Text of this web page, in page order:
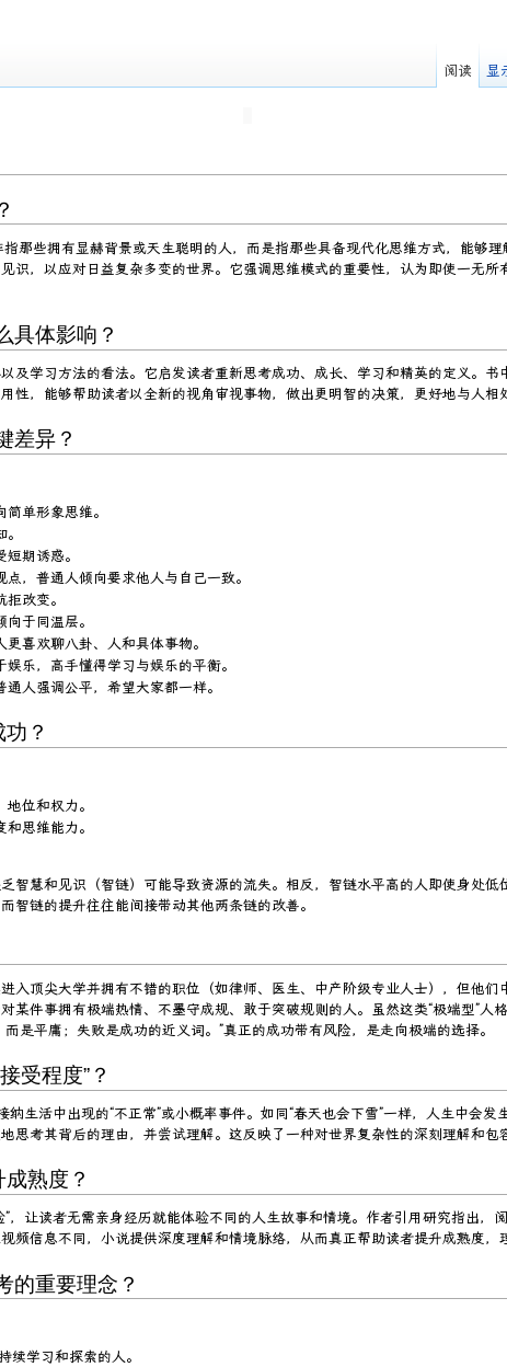
指那些拥有显赫背景或天生聪明的人，而是指那些具备现代化思维方式，能够
识，以应对日益复杂多变的世界。它强调思维模式的重要性，认为即使一无所
具体影响？
及学习方法的看法。它启发读者重新思考成功、成长、学习和精英的定义。书
，能够帮助读者以全新的视角审视事物，做出更明智的决策，更好地与人相
差异？
单形象思维。
期诱惑。
，普通人倾向要求他人与自己一致。
改变。
于同温层。
喜欢聊八卦、人和具体事物。
乐，高手懂得学习与娱乐的平衡。
人强调公平，希望大家都一样。
？
位和权力。
思维能力。
智慧和见识（智链）可能导致资源的流失。相反，智链水平高的人即使身处
智链的提升往往能间接带动其他两条链的改善。
入顶尖大学并拥有不错的职位（如律师、医生、中产阶级专业人士），但他
某件事拥有极端热情、不墨守成规、敢于突破规则的人。虽然这类“极端型”
是平庸；失败是成功的近义词。”真正的成功带有风险，是走向极端的选择。
受程度”？
生活中出现的“不正常”或小概率事件。如同“春天也会下雪”一样，人生中会
思考其背后的理由，并尝试理解。这反映了一种对世界复杂性的深刻理解和包
熟度？
，让读者无需亲身经历就能体验不同的人生故事和情境。作者引用研究指出，
信息不同，小说提供深度理解和情境脉络，从而真正帮助读者提升成熟度，
的重要理念？
续学习和探索的人。
阅读 显